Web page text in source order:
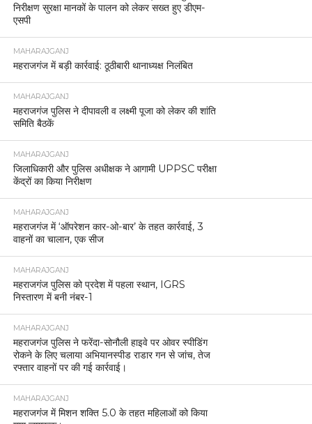
निरीक्षण सुरक्षा मानकों के पालन को लेकर सख्त हुए डीएम-
एसपी
MAHARAJGANJ
महराजगंज में बड़ी कार्रवाई: ठूठीबारी थानाध्यक्ष निलंबित
MAHARAJGANJ
महराजगंज पुलिस ने दीपावली व लक्ष्मी पूजा को लेकर की शांति
समिति बैठकें
MAHARAJGANJ
जिलाधिकारी और पुलिस अधीक्षक ने आगामी UPPSC परीक्षा
केंद्रों का किया निरीक्षण
MAHARAJGANJ
महराजगंज में ‘ऑपरेशन कार-ओ-बार’ के तहत कार्रवाई, 3
वाहनों का चालान, एक सीज
MAHARAJGANJ
महराजगंज पुलिस को प्रदेश में पहला स्थान, IGRS
निस्तारण में बनी नंबर-1
MAHARAJGANJ
महराजगंज पुलिस ने फरेंदा-सोनौली हाइवे पर ओवर स्पीडिंग
रोकने के लिए चलाया अभियानस्पीड राडार गन से जांच, तेज
रफ्तार वाहनों पर की गई कार्रवाई।
MAHARAJGANJ
महराजगंज में मिशन शक्ति 5.0 के तहत महिलाओं को किया